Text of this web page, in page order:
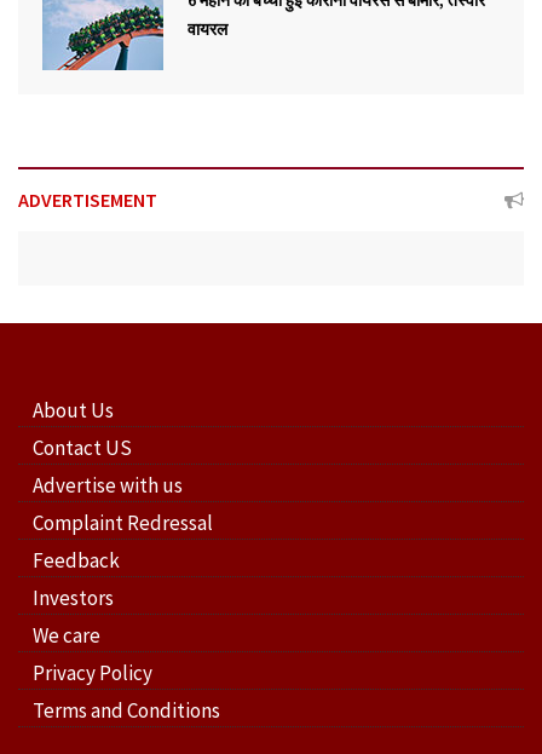
वायरल
ADVERTISEMENT
About Us
Contact US
Advertise with us
Complaint Redressal
Feedback
Investors
We care
Privacy Policy
Terms and Conditions